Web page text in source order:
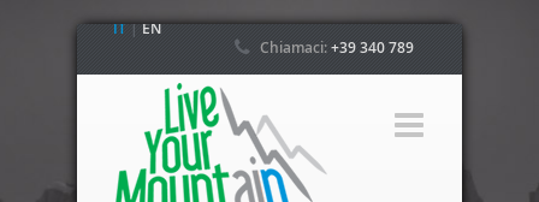
IT|EN
Chiamaci:+39 340 789